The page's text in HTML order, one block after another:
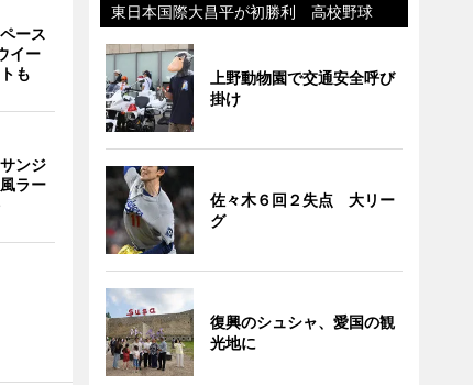
ース
イー
も
ンジ
ラー
東日本国際大昌平が初勝利 高校野球
上野動物園で交通安全呼び
掛け
佐々木６回２失点 大リー
グ
復興のシュシャ、愛国の観
光地に